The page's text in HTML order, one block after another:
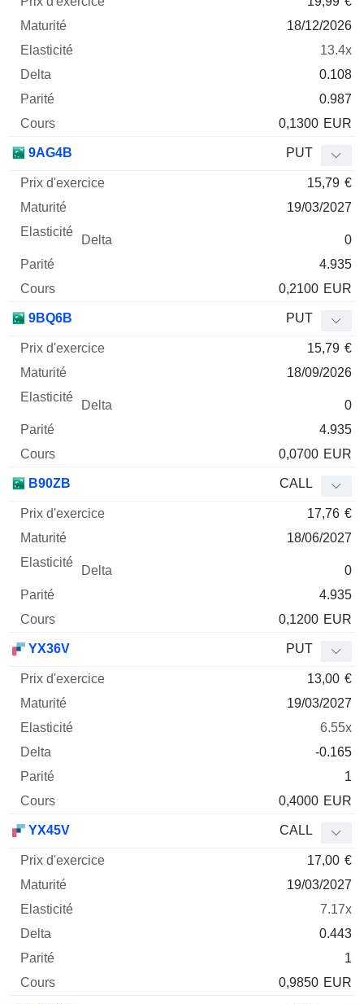
18/12/2026
13.4x
0.108
0.987
0,1300 EUR
9AG4B PUT
15,79 €
19/03/2027
0
4.935
0,2100 EUR
9BQ6B PUT
15,79 €
18/09/2026
0
4.935
0,0700 EUR
B90ZB CALL
17,76 €
18/06/2027
0
4.935
0,1200 EUR
YX36V PUT
13,00 €
19/03/2027
6.55x
-0.165
1
0,4000 EUR
YX45V CALL
17,00 €
19/03/2027
7.17x
0.443
1
0,9850 EUR